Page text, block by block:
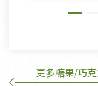
訂購手抄稿退貨
更多糖果/巧